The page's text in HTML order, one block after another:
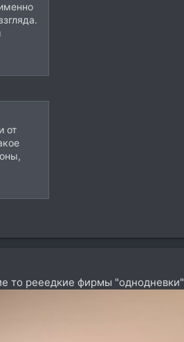
от
то рееедкие фирмы "однодневки"